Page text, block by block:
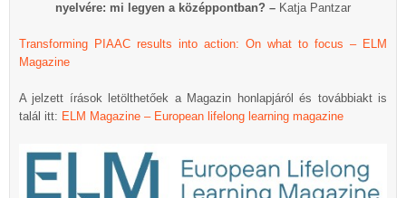
nyelvére: mi legyen a középpontban? – Katja Pantzar
Transforming PIAAC results into action: On what to focus – ELM
Magazine
A jelzett írások letölthetőek a Magazin honlapjáról és továbbiakt is
talál itt: ELM Magazine – European lifelong learning magazine